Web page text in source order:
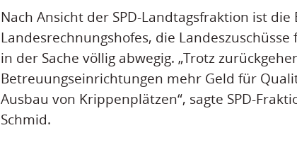
Nach Ansicht der SPD-Landtagsfraktion ist die
Landesrechnungshofes, die
in der Sache völlig abwegig. „Trotz
Betreuungseinrichtungen mehr Geld für
Ausbau von Krippenplätzen“, sagte SPD-
Schmid.